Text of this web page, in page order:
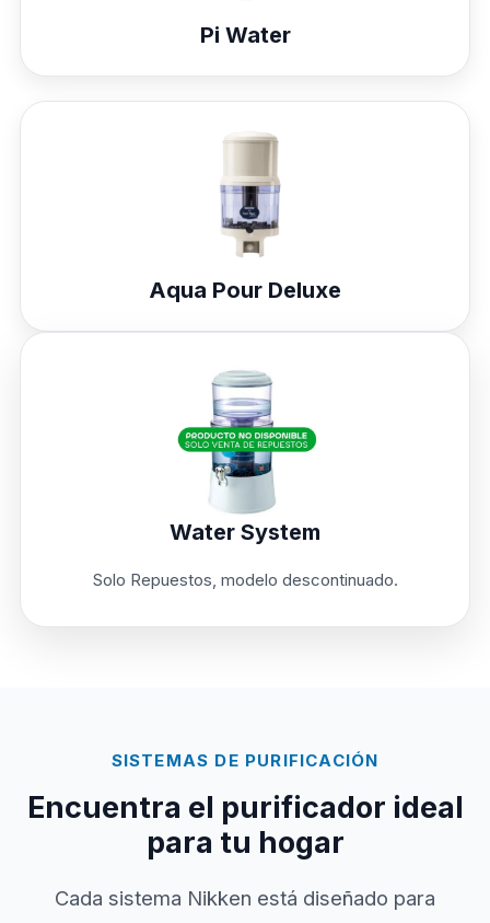
Pi Water
Aqua Pour Deluxe
Water System
Solo Repuestos, modelo descontinuado.
SISTEMAS DE PURIFICACIÓN
Encuentra el purificador ideal
para tu hogar
Cada sistema Nikken está diseñado para